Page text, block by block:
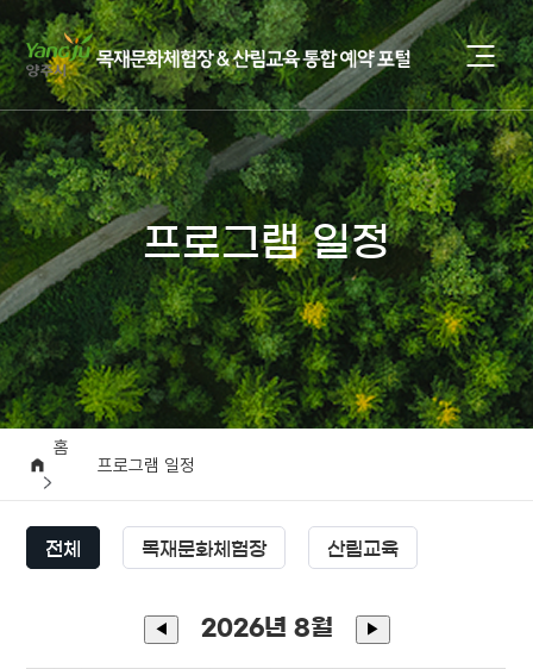
프로그램 일정
홈
프로그램 일정
전체 목재문화체험장 산림교육
◀ 2026년 8월 ▶